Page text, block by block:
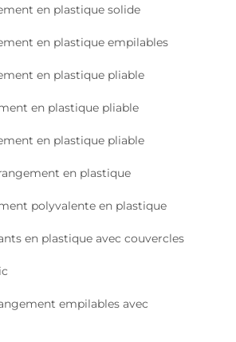
en plastique solide
en plastique empilables
en plastique pliable
en plastique pliable
en plastique pliable
en plastique
polyvalente en plastique
en plastique avec couvercles
empilables avec